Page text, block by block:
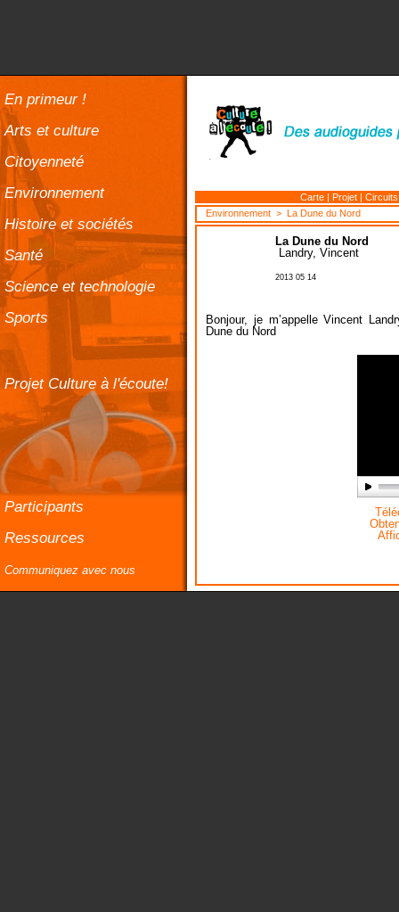
En primeur !
Arts et culture
Citoyenneté
Environnement
Histoire et sociétés
Santé
Science et technologie
Sports
Projet Culture à l'écoute!
Participants
Ressources
Communiquez avec nous
Carte | Projet |
Environnement > La Dune du Nord
La Dune du Nord
Landry, Vincent
2013 05 14
Bonjour, je m’appelle Vincent
Dune du Nord